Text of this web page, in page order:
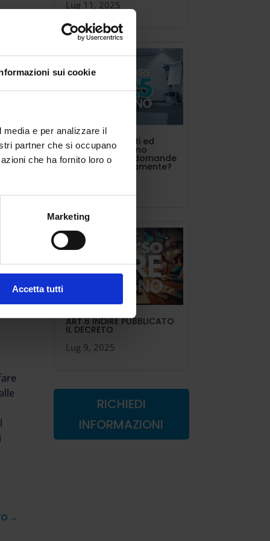
sui cookie
e per analizzare il
partner che si occupano
che ha fornito loro o
Marketing
Accetta tutti
→
Lug 11, 2025
INDIRE triennalisti ed
estero. Si possono
presentare più domande
contemporaneamente?
ART.6 INDIRE PUBBLICATO
IL DECRETO
Lug 9, 2025
RICHIEDI
INFORMAZIONI